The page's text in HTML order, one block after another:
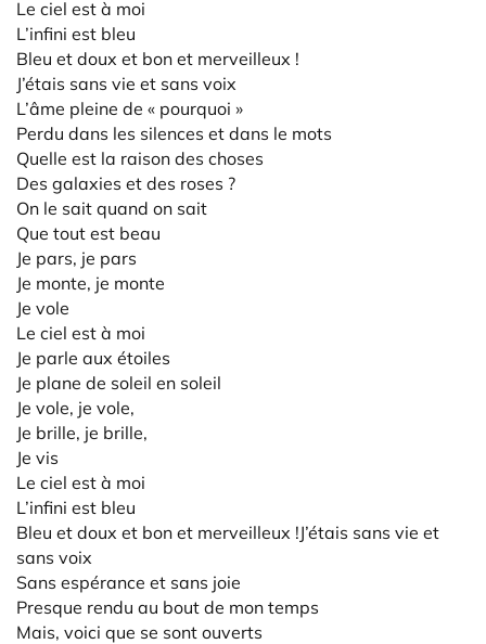
Le ciel est à moi
L’infini est bleu
Bleu et doux et bon et merveilleux !
J’étais sans vie et sans voix
L’âme pleine de « pourquoi »
Perdu dans les silences et dans le mots
Quelle est la raison des choses
Des galaxies et des roses ?
On le sait quand on sait
Que tout est beau
Je pars, je pars
Je monte, je monte
Je vole
Le ciel est à moi
Je parle aux étoiles
Je plane de soleil en soleil
Je vole, je vole,
Je brille, je brille,
Je vis
Le ciel est à moi
L’infini est bleu
Bleu et doux et bon et merveilleux !J’étais sans vie et
sans voix
Sans espérance et sans joie
Presque rendu au bout de mon temps
Mais, voici que se sont ouverts